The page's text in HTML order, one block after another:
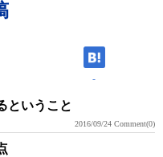
-
ということ
2016/09/24 Comment(0)